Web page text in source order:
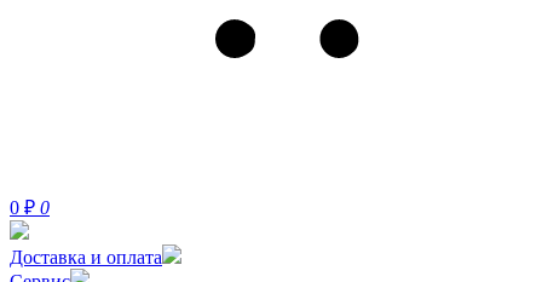
0 ₽ 0
Доставка и оплата